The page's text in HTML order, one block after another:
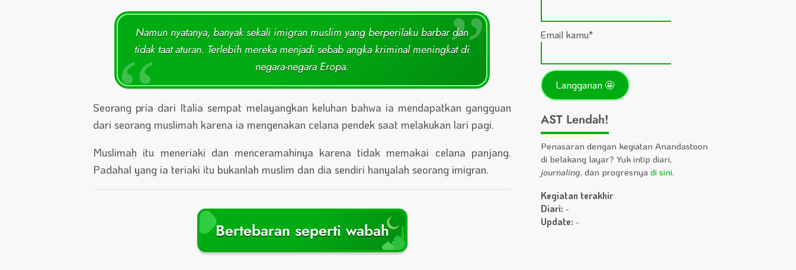
Namun nyatanya, banyak sekali imigran muslim yang berperilaku barbar dan
tidak taat aturan. Terlebih mereka menjadi sebab angka kriminal meningkat di
negara-negara Eropa.
Seorang pria dari Italia sempat melayangkan keluhan bahwa ia mendapatkan gangguan
dari seorang muslimah karena ia mengenakan celana pendek saat melakukan lari pagi.
Muslimah itu meneriaki dan menceramahinya karena tidak memakai celana panjang.
Padahal yang ia teriaki itu bukanlah muslim dan dia sendiri hanyalah seorang imigran.
Bertebaran seperti wabah
Email kamu*
AST Lendah!
Penasaran dengan kegiatan Anandastoon
di belakang layar? Yuk intip diari,
journaling, dan progresnyadi sini.
Kegiatan terakhir
Diari:-
Update:-